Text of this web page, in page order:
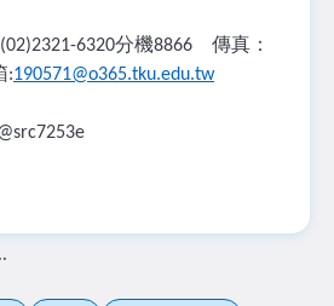
(02)2321-6320分機8866 傳真：
:190571@o365.tku.edu.tw